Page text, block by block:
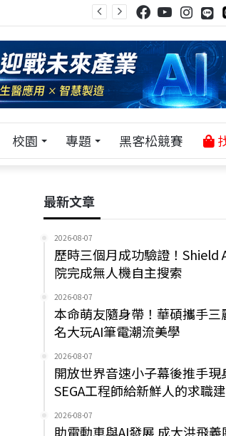
校園 專題 黑客松競賽
最新文章
2026-08-07
歷時三個月成功驗證！Shield
院完成無人機自主搜索
2026-08-07
本命萌友隨身帶！華碩攜手三
名大玩AI筆電潮流美學
2026-08-07
開放世界音速小子幕後推手現
SEGA工程師給新鮮人的求職
2026-08-07
助電動車與AI發展 成大洪飛